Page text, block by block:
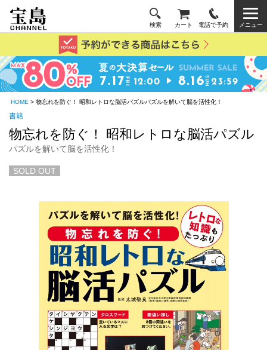
検索 カート 電話で予約 メニュー
HOME > 物忘れを防ぐ！ 昭和レトロな脳活パズルパズルを解いて脳を活性化！
書籍
物忘れを防ぐ！ 昭和レトロな脳活パズル
パズルを解いて脳を活性化！
SOLD OUT